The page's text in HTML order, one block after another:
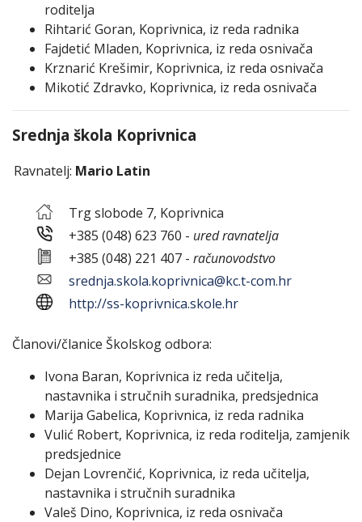
roditelja
Rihtarić Goran, Koprivnica, iz reda radnika
Fajdetić Mladen, Koprivnica, iz reda osnivača
Krznarić Krešimir, Koprivnica, iz reda osnivača
Mikotić Zdravko, Koprivnica, iz reda osnivača
Srednja škola Koprivnica
Ravnatelj: Mario Latin
Trg slobode 7, Koprivnica
+385 (048) 623 760 - ured ravnatelja
+385 (048) 221 407 - računovodstvo
srednja.skola.koprivnica@kc.t-com.hr
http://ss-koprivnica.skole.hr
Članovi/članice Školskog odbora:
Ivona Baran, Koprivnica iz reda učitelja,
nastavnika i stručnih suradnika, predsjednica
Marija Gabelica, Koprivnica, iz reda radnika
Vulić Robert, Koprivnica, iz reda roditelja, zamjenik
predsjednice
Dejan Lovrenčić, Koprivnica, iz reda učitelja,
nastavnika i stručnih suradnika
Valeš Dino, Koprivnica, iz reda osnivača